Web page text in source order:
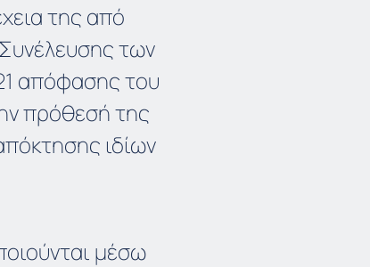
της από
των
απόφασης του
πρόθεσή της
ιδίων
μέσω